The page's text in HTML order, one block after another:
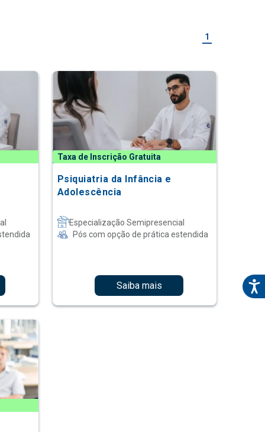
1
Taxa de Inscrição Gratuita
Psiquiatria da Infância e
Adolescência
Especialização Semipresencial
Pós com opção de prática estendida
Saiba mais